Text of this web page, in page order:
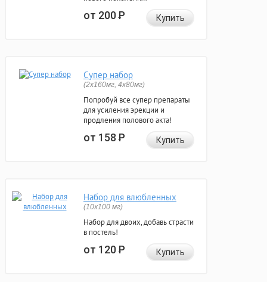
от 200Р Купить
Супер набор
(2х160мг, 4х80мг)
Попробуй все супер препараты
для усиления эрекции и
продления полового акта!
от 158Р Купить
Набор для влюбленных
(10х100 мг)
Набор для двоих, добавь страсти
в постель!
от 120Р Купить